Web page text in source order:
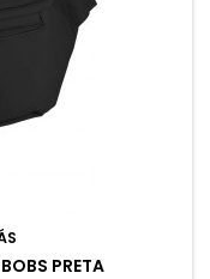
PRETA